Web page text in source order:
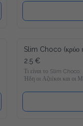
Slim Choco (κρύο ή
2.5 €
Τι είναι το Slim Choco;
Ήδη οι Αζτέκοι και οι
Powerdrink "ζεστή
μας τρέχουν τα σάλια
σοκολατούχο γάλα
Άρα η απάντηση είναι